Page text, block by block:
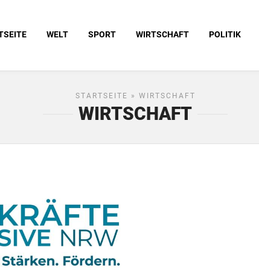
WELT SPORT WIRTSCHAFT POLITIK
STARTSEITE » WIRTSCHAFT
WIRTSCHAFT